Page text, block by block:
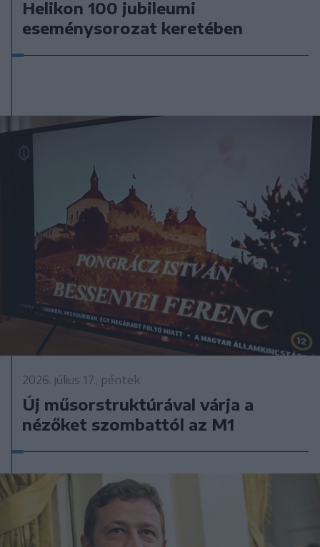
Helikon 100 jubileumi
eseménysorozat keretében
2026. július 17., péntek
Új műsorstruktúrával várja a
nézőket szombattól az M1